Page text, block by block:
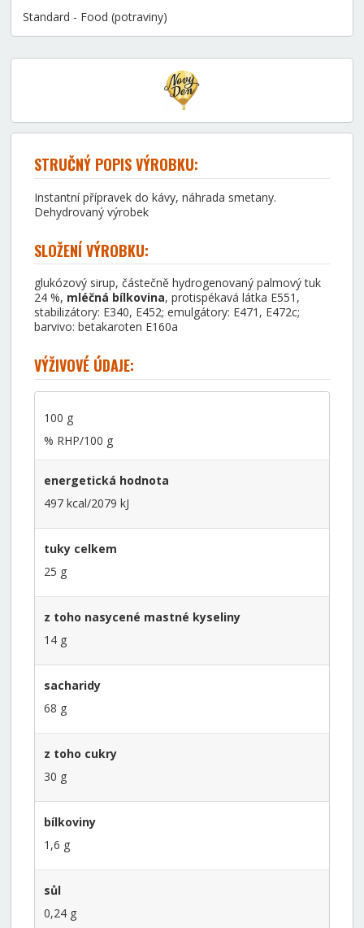
Standard - Food (potraviny)
STRUČNÝ POPIS VÝROBKU:
Instantní přípravek do kávy, náhrada smetany.
Dehydrovaný výrobek
SLOŽENÍ VÝROBKU:
glukózový sirup, částečně hydrogenovaný palmový tuk
24 %, mléčná bílkovina, protispékavá látka E551,
stabilizátory: E340, E452; emulgátory: E471, E472c;
barvivo: betakaroten E160a
VÝŽIVOVÉ ÚDAJE:
100 g
% RHP/100 g
energetická hodnota
497 kcal/2079 kJ
tuky celkem
25 g
z toho nasycené mastné kyseliny
14 g
sacharidy
68 g
z toho cukry
30 g
bílkoviny
1,6 g
sůl
0,24 g